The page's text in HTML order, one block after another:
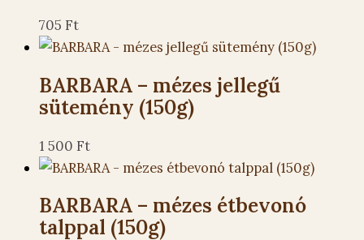
705 Ft
BARBARA – mézes jellegű
sütemény (150g)
1 500 Ft
BARBARA – mézes étbevonó
talppal (150g)